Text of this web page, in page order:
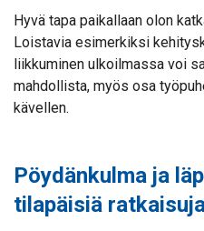
Hyvä tapa paikallaan olon
Loistavia esimerkiksi
liikkuminen ulkoilmassa voi
mahdollista, myös osa
kävellen.
Pöydänkulma ja
tilapäisiä